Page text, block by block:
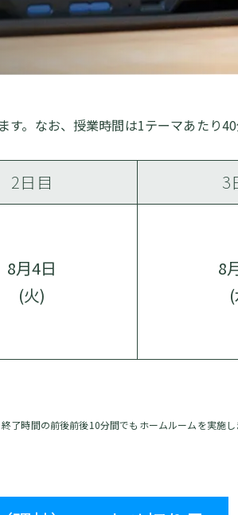
。なお、授業時間は1テーマあたり
2日目 3
8月4日
(火)
8
了時間の前後前後10分間でもホームルームを実施し